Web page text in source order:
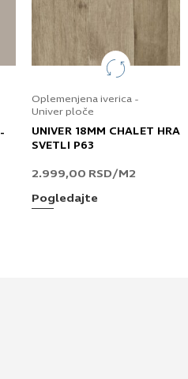
Oplemenjena iverica -
Univer ploče
UNIVER 18MM CHALET
SVETLI P63
2.999,00 RSD/M2
Pogledajte